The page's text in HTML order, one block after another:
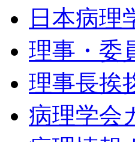
日本病理
理事・委
理事長挨
病理学会